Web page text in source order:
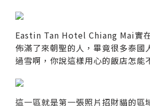
Eastin Tan Hotel Chiang Mai實
佈滿了來朝聖的人，畢竟很多泰國
過雪啊，你說這樣用心的飯店怎能
這一區就是第一張照片招財貓的區